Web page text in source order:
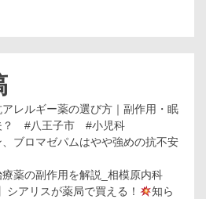
アレルギー薬の選び方｜副作用・眠
？ #八王子市 #小児科
、ブロマゼパムはやや強めの抗不安
薬の副作用を解説_相模原内科
シアリスが薬局で買える！
知ら